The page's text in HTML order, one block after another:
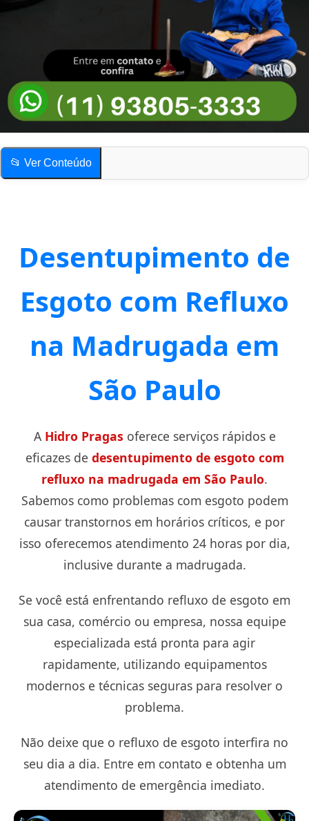
📂 Ver Conteúdo
O que é o refluxo de esgoto e como ele afeta o seu imóvel?
Desentupimento de
Esgoto com Refluxo
na Madrugada em
São Paulo
A Hidro Pragas oferece serviços rápidos e
eficazes de desentupimento de esgoto com
refluxo na madrugada em São Paulo.
Sabemos como problemas com esgoto podem
causar transtornos em horários críticos, e por
isso oferecemos atendimento 24 horas por dia,
inclusive durante a madrugada.
Se você está enfrentando refluxo de esgoto em
sua casa, comércio ou empresa, nossa equipe
especializada está pronta para agir
rapidamente, utilizando equipamentos
modernos e técnicas seguras para resolver o
problema.
Não deixe que o refluxo de esgoto interfira no
seu dia a dia. Entre em contato e obtenha um
atendimento de emergência imediato.